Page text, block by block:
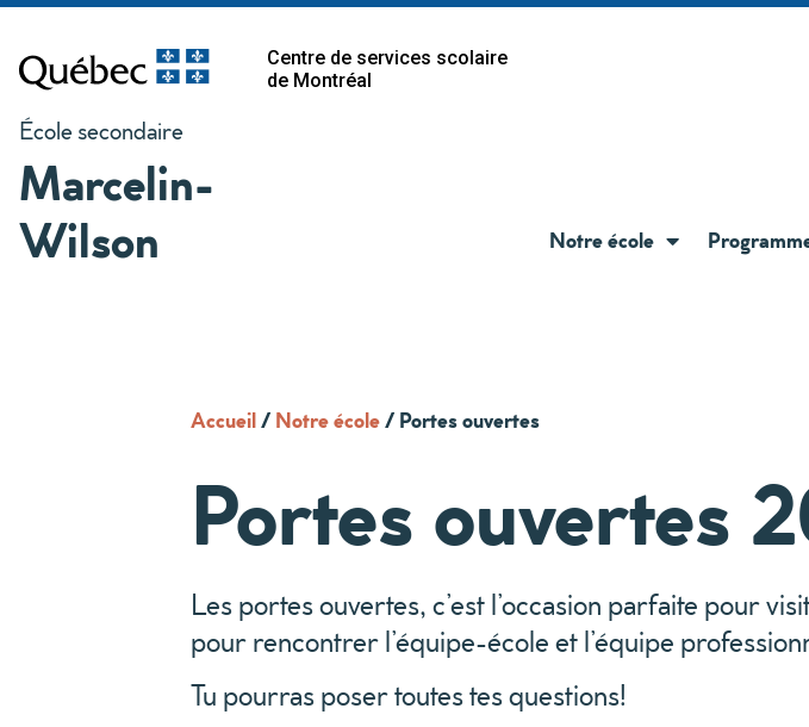
Centre de services scolaire
de Montréal
École secondaire
Marcelin-
Wilson
Notre école
Accueil/Notre école/Portes ouvertes
Portes ouvertes
Les portes ouvertes, c’est l’occasion parfaite pour
pour rencontrer l’équipe-école et l’équipe
Tu pourras poser toutes tes questions!